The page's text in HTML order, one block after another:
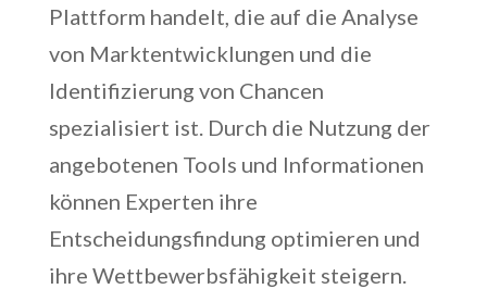
Plattform handelt, die auf die Analyse
von Marktentwicklungen und die
Identifizierung von Chancen
spezialisiert ist. Durch die Nutzung der
angebotenen Tools und Informationen
können Experten ihre
Entscheidungsfindung optimieren und
ihre Wettbewerbsfähigkeit steigern.